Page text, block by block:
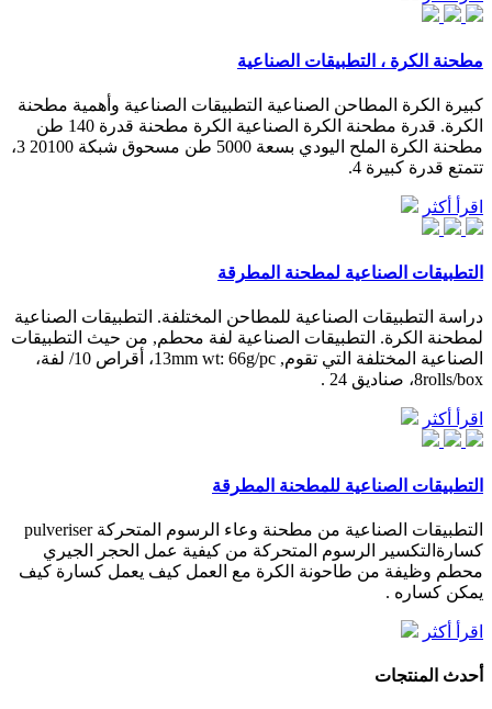
مطحنة الكرة ، التطبيقات الصناعية
كبيرة الكرة المطاحن الصناعية التطبيقات الصناعية وأهمية مطحنة
الكرة. قدرة مطحنة الكرة الصناعية الكرة مطحنة قدرة 140 طن
مطحنة الكرة الملح اليودي بسعة 5000 طن مسحوق شبكة 20100 3،
تتمتع قدرة كبيرة 4.
اقرأ أكثر
التطبيقات الصناعية لمطحنة المطرقة
دراسة التطبيقات الصناعية للمطاحن المختلفة. التطبيقات الصناعية
لمطحنة الكرة. التطبيقات الصناعية لفة محطم, من حيث التطبيقات
الصناعية المختلفة التي تقوم, 13mm wt: 66g/pc، أقراص 10/ لفة،
8rolls/box، صناديق 24 .
اقرأ أكثر
التطبيقات الصناعية للمطحنة المطرقة
التطبيقات الصناعية من مطحنة وعاء الرسوم المتحركة pulveriser
كسارةالتكسير الرسوم المتحركة من كيفية عمل الحجر الجيري
محطم وظيفة من طاحونة الكرة مع العمل كيف يعمل كسارة كيف
يمكن كساره .
اقرأ أكثر
أحدث المنتجات